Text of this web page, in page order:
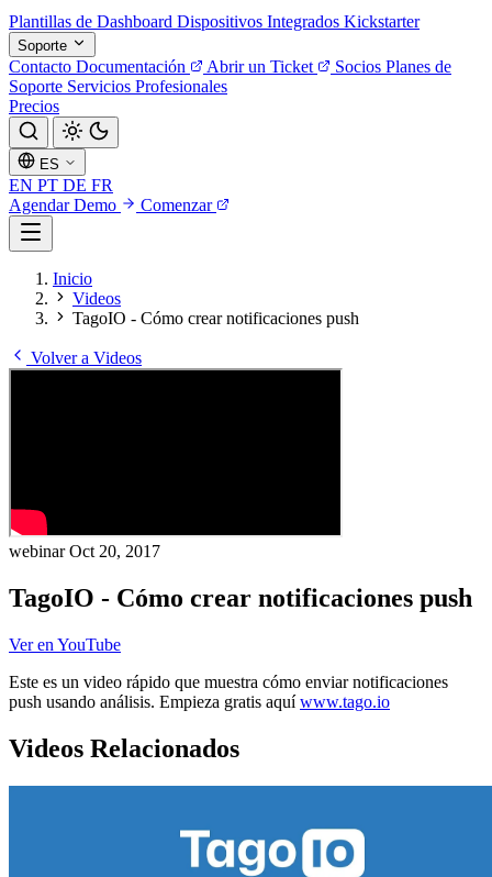
Plantillas de Dashboard Dispositivos Integrados Kickstarter
Soporte
Contacto Documentación Abrir un Ticket Socios Planes de
Soporte Servicios Profesionales
Precios
ES
EN PT DE FR
Agendar Demo
Comenzar
Inicio
Videos
TagoIO - Cómo crear notificaciones push
Volver a Videos
webinarOct 20, 2017
TagoIO - Cómo crear notificaciones push
Ver en YouTube
Este es un video rápido que muestra cómo enviar notificaciones
push usando análisis. Empieza gratis aquíwww.tago.io
Videos Relacionados